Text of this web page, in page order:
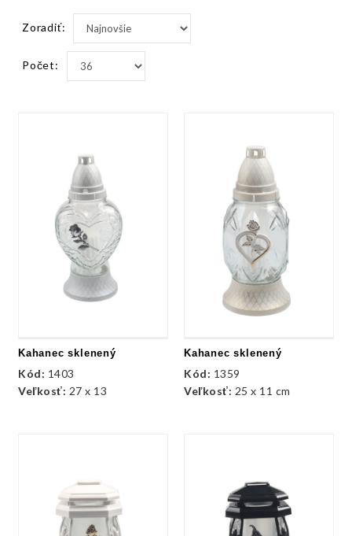
Zoradiť:
Počet:
Kahanec sklenený
Kód: 1403
Veľkosť: 27 x 13
Kahanec sklenený
Kód: 1359
Veľkosť: 25 x 11 cm